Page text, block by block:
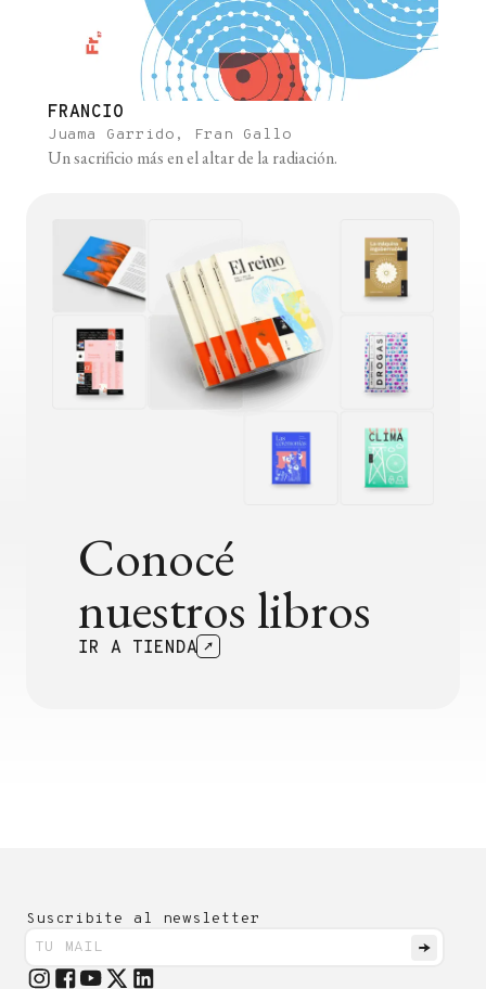
FRANCIO
Juama Garrido, Fran Gallo
Un sacrificio más en el altar de la radiación.
Conocé
nuestros libros
IR A TIENDA
Suscribite al newsletter